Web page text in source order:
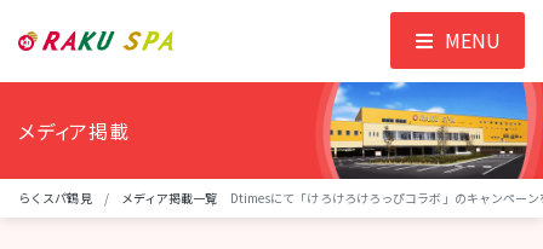
メディア掲載
らくスパ鶴見 メディア掲載一覧 Dtimesにて「けろけろけろっぴコラボ」のキャンペー
MENU